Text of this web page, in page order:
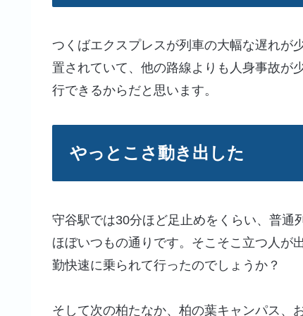
つくばエクスプレスが列車の大幅な遅れが
置されていて、他の路線よりも人身事故が
行できるからだと思います。
やっとこさ動き出した
守谷駅では30分ほど足止めをくらい、普通
ほぼいつもの通りです。そこそこ立つ人が
勤快速に乗られて行ったのでしょうか？
そして次の柏たなか、柏の葉キャンパス、